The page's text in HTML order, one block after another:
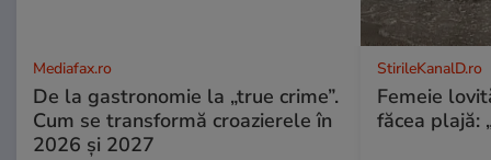
Mediafax.ro
De la gastronomie la „true crime”.
Cum se transformă croazierele în
2026 și 2027
StirileKanalD.ro
Femeie
făcea plajă: